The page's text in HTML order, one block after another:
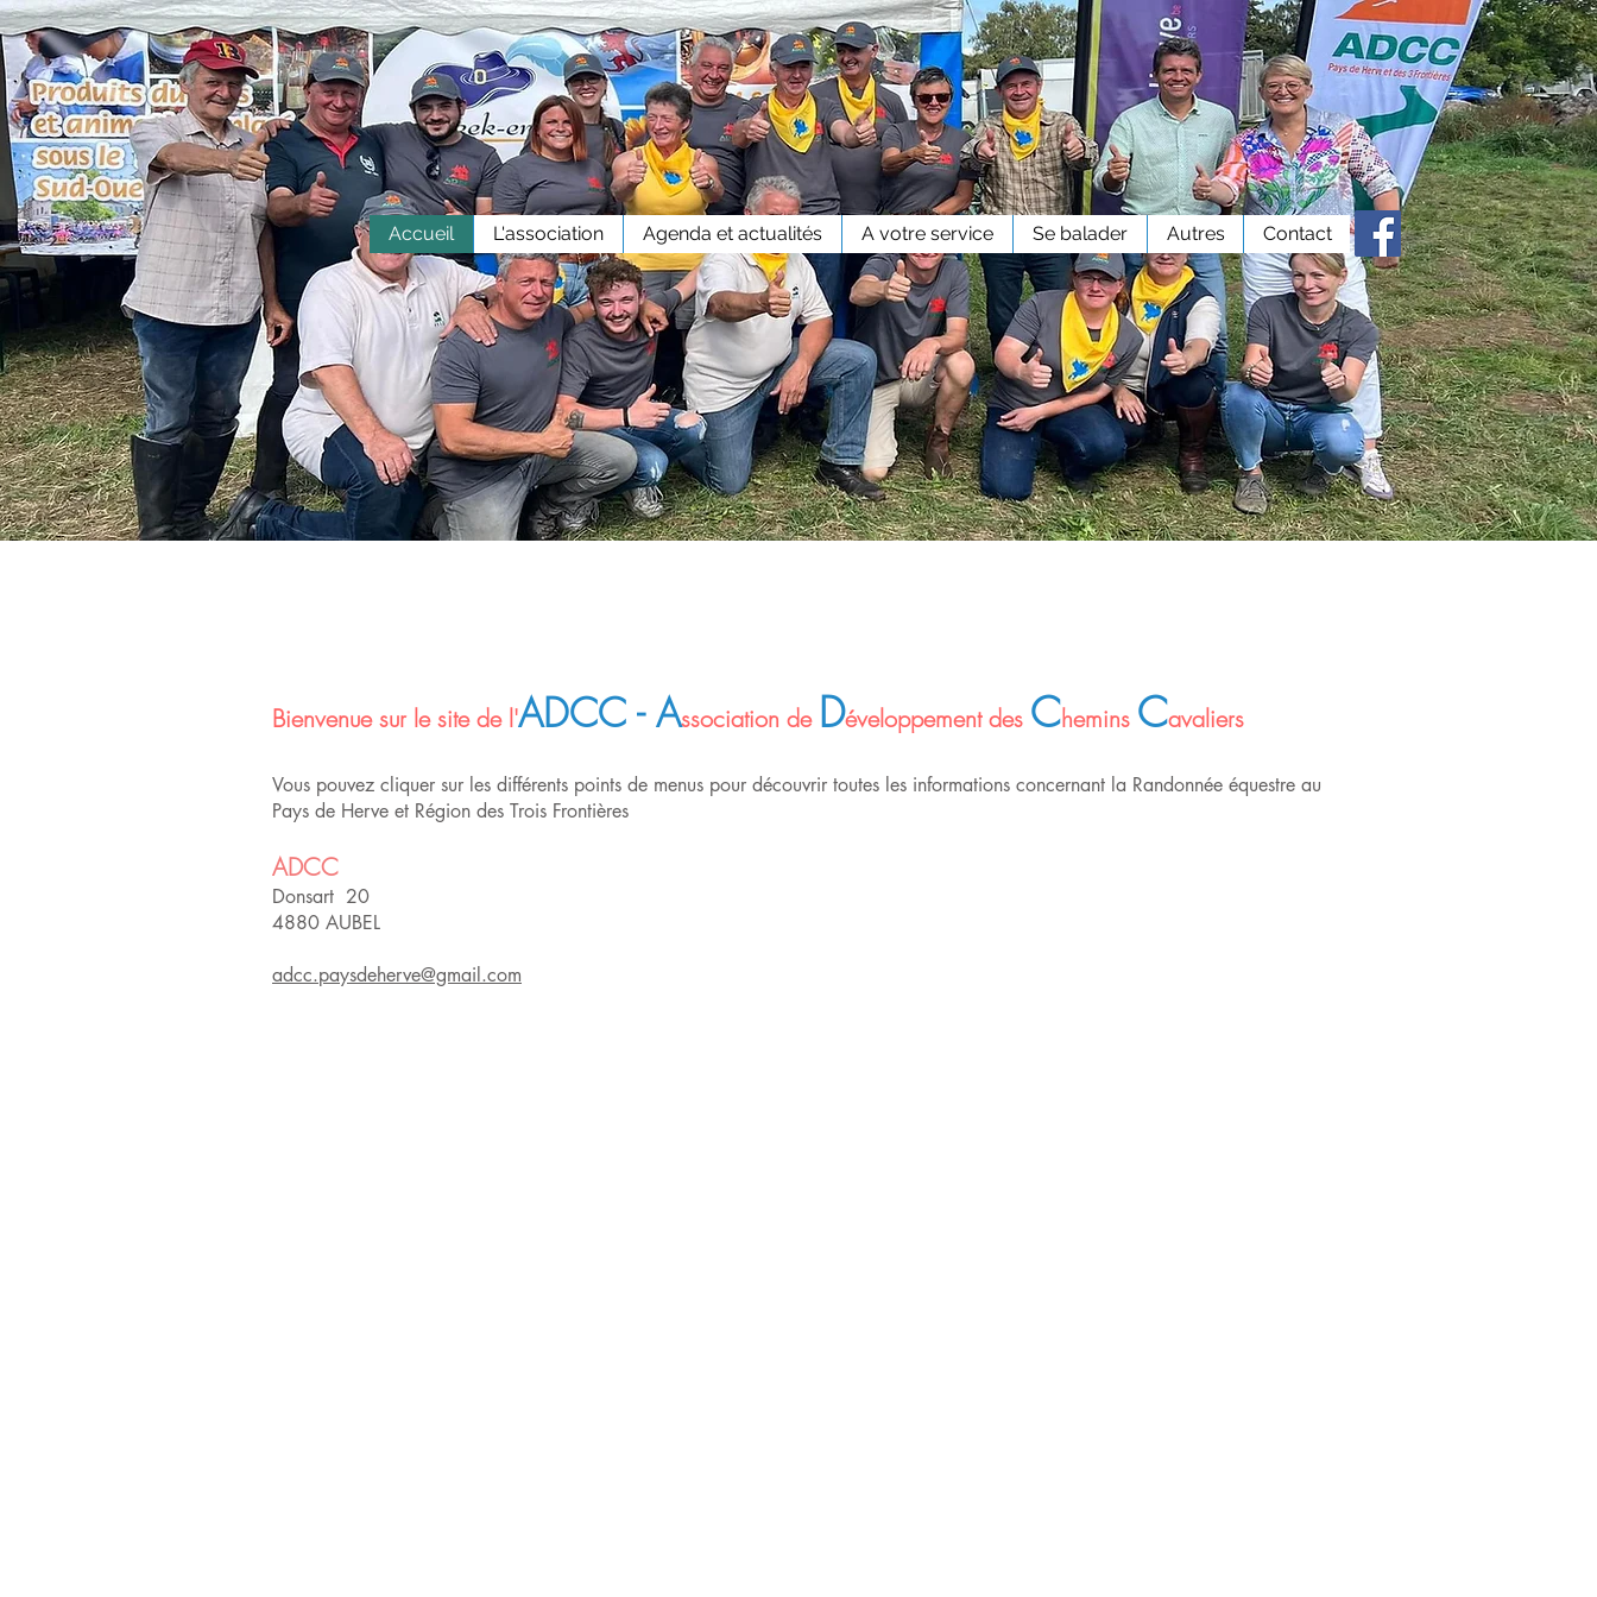
Accueil L'association Agenda et actualités A votre service Se balader Autres Contact
Bienvenue sur le site de l'ADCC - Association de Développement des Chemins Cavaliers
Vous pouvez cliquer sur les différents points de menus pour découvrir toutes les informations concernant la Randonnée équestre au
Pays de Herve et Région des Trois Frontières
ADCC
​Donsart 20
4880 AUBEL
adcc.paysdeherve@gmail.com